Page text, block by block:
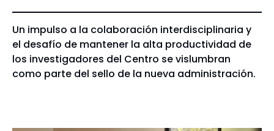
Un impulso a la colaboración interdisciplinaria y
el desafío de mantener la alta productividad de
los investigadores del Centro se vislumbran
como parte del sello de la nueva administración.